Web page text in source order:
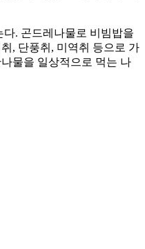
. 곤드레나물로 비빔밥을
, 단풍취, 미역취 등으로 가
물을 일상적으로 먹는 나